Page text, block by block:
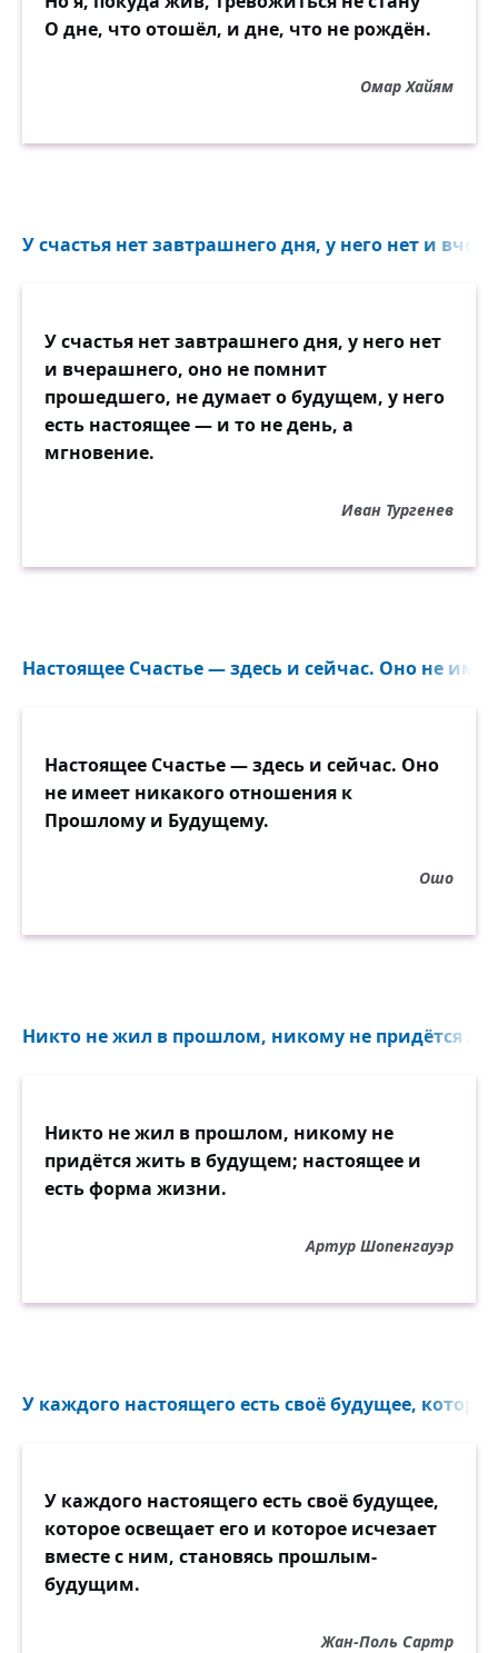
О дне, что отошёл, и дне, что не рождён.
Омар Хайям
У счастья нет завтрашнего дня, у него нет и
У счастья нет завтрашнего дня, у него нет
и вчерашнего, оно не помнит
прошедшего, не думает о будущем, у него
есть настоящее — и то не день, а
мгновение.
Иван Тургенев
Настоящее Счастье — здесь и сейчас. Оно не
Настоящее Счастье — здесь и сейчас. Оно
не имеет никакого отношения к
Прошлому и Будущему.
Ошо
Никто не жил в прошлом, никому не придётся
Никто не жил в прошлом, никому не
придётся жить в будущем; настоящее и
есть форма жизни.
Артур Шопенгауэр
У каждого настоящего есть своё будущее,
У каждого настоящего есть своё будущее,
которое освещает его и которое исчезает
вместе с ним, становясь прошлым-
будущим.
Жан-Поль Сартр